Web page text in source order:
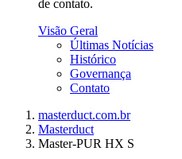
de contato.
Visão Geral
Últimas Notícias
Histórico
Governança
Contato
masterduct.com.br
Masterduct
Master-PUR HX S